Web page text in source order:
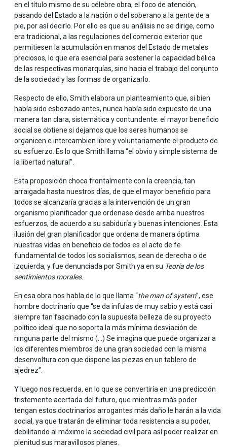
en el título mismo de su célebre obra, el foco de atención,
pasando del Estado a la nación o del soberano a la gente de a
pie, por así decirlo. Por ello es que su análisis no se dirige, como
era tradicional, a las regulaciones del comercio exterior que
permitiesen la acumulación en manos del Estado de metales
preciosos, lo que era esencial para sostener la capacidad bélica
de las respectivas monarquías, sino hacia el trabajo del conjunto
de la sociedad y las formas de organizarlo.
Respecto de ello, Smith elabora un planteamiento que, si bien
había sido esbozado antes, nunca había sido expuesto de una
manera tan clara, sistemática y contundente: el mayor beneficio
social se obtiene si dejamos que los seres humanos se
organicen e intercambien libre y voluntariamente el producto de
su esfuerzo. Es lo que Smith llama “el obvio y simple sistema de
la libertad natural”.
Esta proposición choca frontalmente con la creencia, tan
arraigada hasta nuestros días, de que el mayor beneficio para
todos se alcanzaría gracias a la intervención de un gran
organismo planificador que ordenase desde arriba nuestros
esfuerzos, de acuerdo a su sabiduría y buenas intenciones. Esta
ilusión del gran planificador que ordena de manera óptima
nuestras vidas en beneficio de todos es el acto de fe
fundamental de todos los socialismos, sean de derecha o de
izquierda, y fue denunciada por Smith ya en su Teoría de los
sentimientos morales.
En esa obra nos habla de lo que llama “the man of system”, ese
hombre doctrinario que “se da ínfulas de muy sabio y está casi
siempre tan fascinado con la supuesta belleza de su proyecto
político ideal que no soporta la más mínima desviación de
ninguna parte del mismo (…) Se imagina que puede organizar a
los diferentes miembros de una gran sociedad con la misma
desenvoltura con que dispone las piezas en un tablero de
ajedrez”.
Y luego nos recuerda, en lo que se convertiría en una predicción
tristemente acertada del futuro, que mientras más poder
tengan estos doctrinarios arrogantes más daño le harán a la vida
social, ya que tratarán de eliminar toda resistencia a su poder,
debilitando al máximo la sociedad civil para así poder realizar en
plenitud sus maravillosos planes.